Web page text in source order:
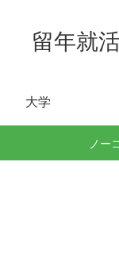
留年就
大学
ノー